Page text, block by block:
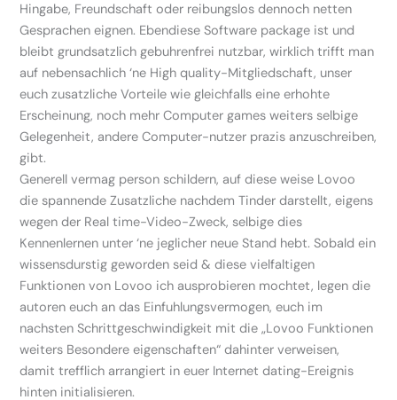
Hingabe, Freundschaft oder reibungslos dennoch netten
Gesprachen eignen. Ebendiese Software package ist und
bleibt grundsatzlich gebuhrenfrei nutzbar, wirklich trifft man
auf nebensachlich ‘ne High quality-Mitgliedschaft, unser
euch zusatzliche Vorteile wie gleichfalls eine erhohte
Erscheinung, noch mehr Computer games weiters selbige
Gelegenheit, andere Computer-nutzer prazis anzuschreiben,
gibt.
Generell vermag person schildern, auf diese weise Lovoo
die spannende Zusatzliche nachdem Tinder darstellt, eigens
wegen der Real time-Video-Zweck, selbige dies
Kennenlernen unter ‘ne jeglicher neue Stand hebt. Sobald ein
wissensdurstig geworden seid & diese vielfaltigen
Funktionen von Lovoo ich ausprobieren mochtet, legen die
autoren euch an das Einfuhlungsvermogen, euch im
nachsten Schrittgeschwindigkeit mit die „Lovoo Funktionen
weiters Besondere eigenschaften“ dahinter verweisen,
damit trefflich arrangiert in euer Internet dating-Ereignis
hinten initialisieren.